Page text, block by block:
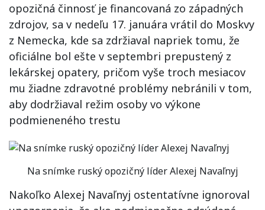
opozičná činnosť je financovaná zo západných
zdrojov, sa v nedeľu 17. januára vrátil do Moskvy
z Nemecka, kde sa zdržiaval napriek tomu, že
oficiálne bol ešte v septembri prepustený z
lekárskej opatery, pričom vyše troch mesiacov
mu žiadne zdravotné problémy nebránili v tom,
aby dodržiaval režim osoby vo výkone
podmieneného trestu
Na snímke ruský opozičný líder Alexej Navaľnyj
Nakoľko Alexej Navaľnyj ostentatívne ignoroval